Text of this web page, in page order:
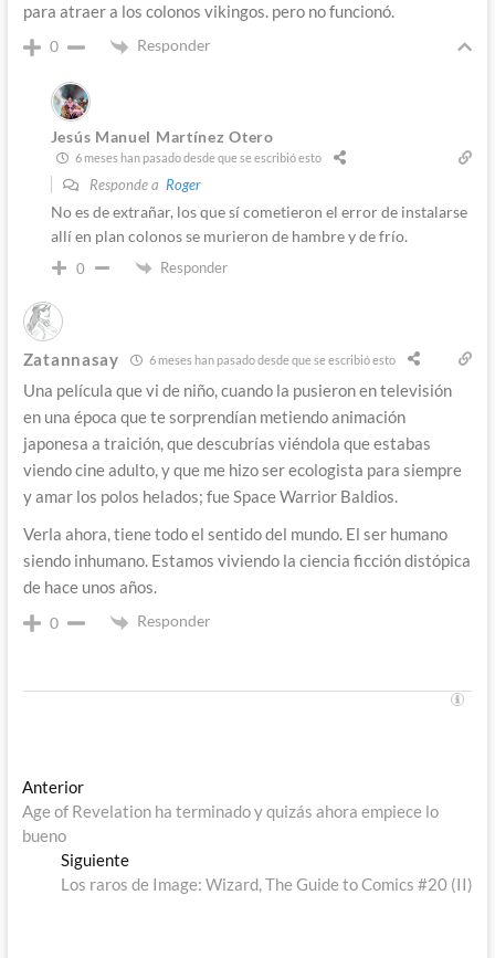
para atraer a los colonos vikingos. pero no funcionó.
0 Responder
Jesús Manuel Martínez Otero
6 meses han pasado desde que se escribió esto
Responde a Roger
No es de extrañar, los que sí cometieron el error de instalarse
allí en plan colonos se murieron de hambre y de frío.
0 Responder
Zatannasay 6 meses han pasado desde que se escribió esto
Una película que vi de niño, cuando la pusieron en televisión
en una época que te sorprendían metiendo animación
japonesa a traición, que descubrías viéndola que estabas
viendo cine adulto, y que me hizo ser ecologista para siempre
y amar los polos helados; fue Space Warrior Baldios.
Verla ahora, tiene todo el sentido del mundo. El ser humano
siendo inhumano. Estamos viviendo la ciencia ficción distópica
de hace unos años.
0 Responder
Navegación
de
entradas
AnteriorEntrada
anterior:
Age of Revelation ha terminado y quizás ahora empiece lo
bueno
SiguienteEntrada
siguiente:
Los raros de Image: Wizard, The Guide to Comics #20 (II)